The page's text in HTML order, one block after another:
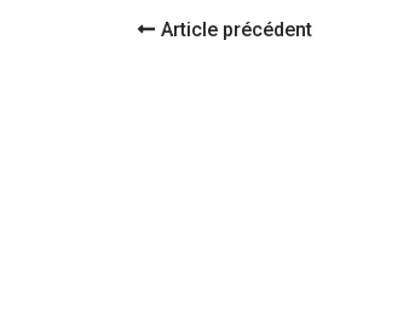
Navigation
Article précédent